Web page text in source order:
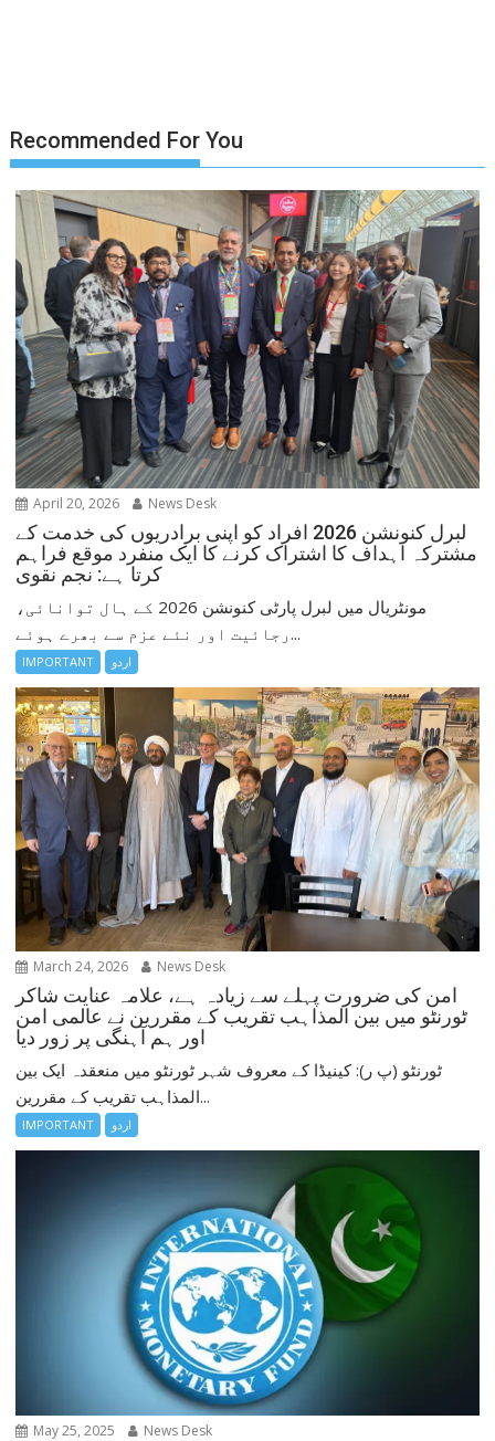
Recommended For You
April 20, 2026 News Desk
لبرل کنونشن 2026 افراد کو اپنی برادریوں کی خدمت کے
مشترکہ اہداف کا اشتراک کرنے کا ایک منفرد موقع فراہم
کرتا ہے: نجم نقوی
مونٹریال میں لبرل پارٹی کنونشن 2026 کے ہال توانائی،
رجائیت اور نئے عزم سے بھرے ہوئے...
IMPORTANT اردو
March 24, 2026 News Desk
امن کی ضرورت پہلے سے زیادہ ہے، علامہ عنایت شاکر
ٹورنٹو میں بین المذاہب تقریب کے مقررین نے عالمی امن
اور ہم آہنگی پر زور دیا
ٹورنٹو (پ ر): کینیڈا کے معروف شہر ٹورنٹو میں منعقدہ ایک بین
المذاہب تقریب کے مقررین...
IMPORTANT اردو
May 25, 2025 News Desk